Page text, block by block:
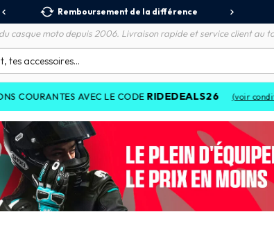
Remboursement de la différence
casque moto depuis 2006. Livraison rapide et service client au
AVEC LE CODE RIDEDEALS26 (voir conditions)